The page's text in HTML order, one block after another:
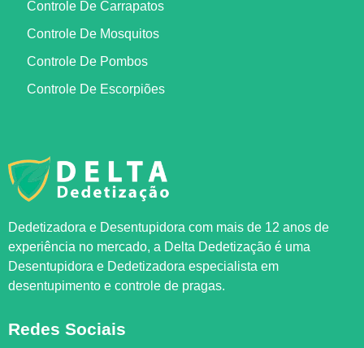
Dedetizadora e Desentupidora com mais de 12 anos de
experiência no mercado, a Delta Dedetização é uma
Desentupidora e Dedetizadora especialista em
desentupimento e controle de pragas.
Redes Sociais
Controle De Carrapatos
Controle De Mosquitos
Controle De Pombos
Controle De Escorpiões